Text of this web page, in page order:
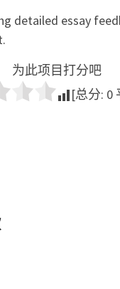
detailed essay
为此项目打分吧
[总分: 0